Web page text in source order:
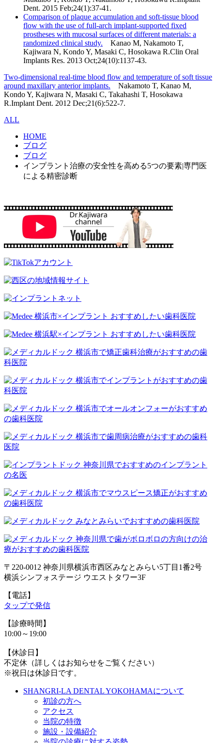
Dent. 2015 Feb;24(1):37-41.
Comparison of plaque accumulation and soft-tissue blood
flow with the use of full-arch implant-supported fixed
prostheses with mucosal surfaces of different materials: a
randomized clinical study. Kanao M, Nakamoto T,
Kajiwara N, Kondo Y, Masaki C, Hosokawa R.Clin Oral
Implants Res. 2013 Oct;24(10):1137-43.
Two-dimensional real-time blood flow and temperature of soft tissue
around maxillary anterior implants. Nakamoto T, Kanao M,
Kondo Y, Kajiwara N, Masaki C, Takahashi T, Hosokawa
R.Implant Dent. 2012 Dec;21(6):522-7.
ALL
HOME
ブログ
ブログ
インプラント治療の安全性を高める5つの要素|専門医
による精密診断
〒220-0012 神奈川県横浜市西区みなとみらい5丁目1番2号
横浜シンフォステージ ウエストタワー3F
【電話】
タップで発信
【診療時間】
10:00～19:00
【休診日】
不定休（詳しくはお知らせをご覧ください）
※祝日は休診日です。
SHANGRI-LA DENTAL YOKOHAMAについて
初診の方へ
アクセス
当院の特徴
施設・設備紹介